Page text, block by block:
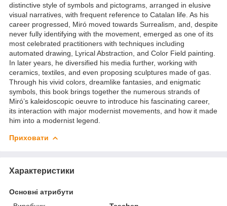
distinctive style of symbols and pictograms, arranged in elusive
visual narratives, with frequent reference to Catalan life. As his
career progressed, Miró moved towards Surrealism, and, despite
never fully identifying with the movement, emerged as one of its
most celebrated practitioners with techniques including
automated drawing, Lyrical Abstraction, and Color Field painting.
In later years, he diversified his media further, working with
ceramics, textiles, and even proposing sculptures made of gas.
Through his vivid colors, dreamlike fantasies, and enigmatic
symbols, this book brings together the numerous strands of
Miró’s kaleidoscopic oeuvre to introduce his fascinating career,
its interaction with major modernist movements, and how it made
him into a modernist legend.
Приховати
Характеристики
Основні атрибути